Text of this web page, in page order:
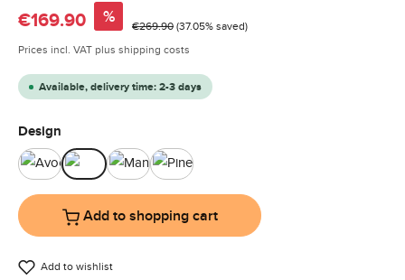
Sale price:
€169.90 % Regular price:
€269.90(37.05% saved)
Prices incl. VAT plus shipping costs
Available, delivery time: 2-3 days
Select
Design
AvocadoInk Mango Pine
Add to shopping cart
Add to wishlist